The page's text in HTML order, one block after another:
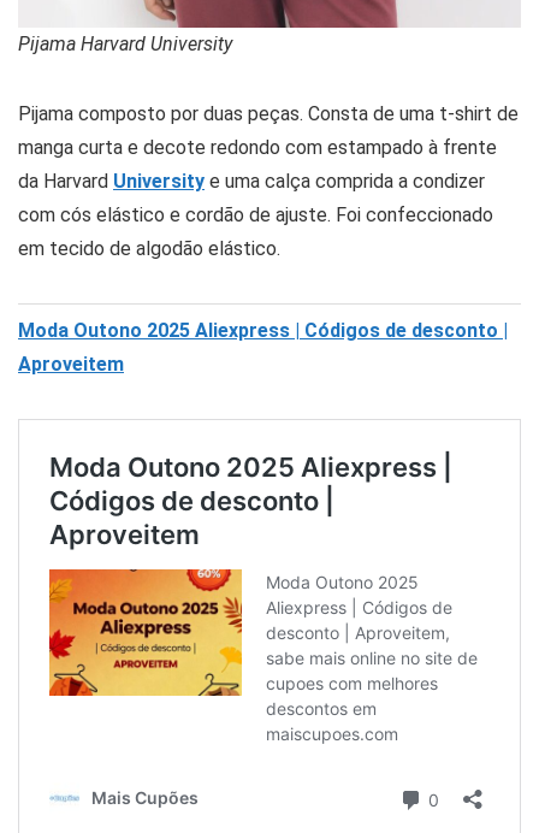
Pijama Harvard University
Pijama composto por duas peças. Consta de uma t-shirt de
manga curta e decote redondo com estampado à frente
da Harvard University e uma calça comprida a condizer
com cós elástico e cordão de ajuste. Foi confeccionado
em tecido de algodão elástico.
Moda Outono 2025 Aliexpress | Códigos de desconto |
Aproveitem